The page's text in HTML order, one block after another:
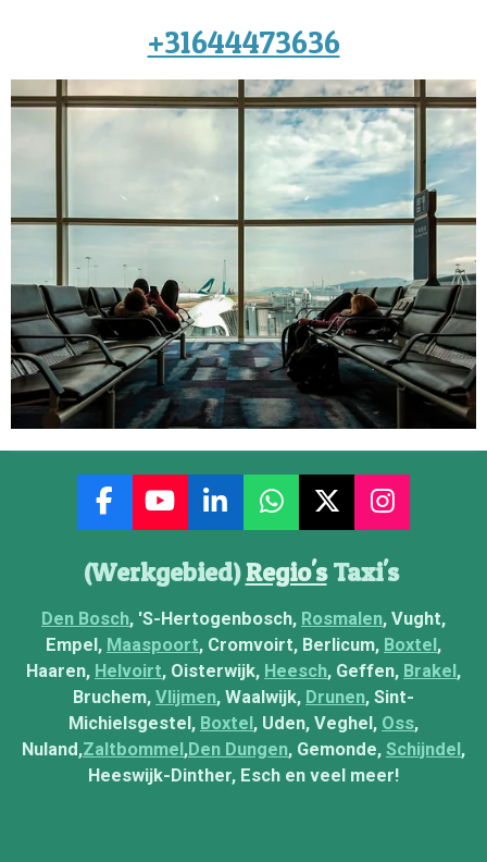
+31644473636
F
c
b
o
o
k
Y
u
T
u
b
e
L
n
e
d
I
n
W
a
t
s
A
p
p
X
I
s
a
g
r
a
m
(Werkgebied)Regio'sTaxi's
Den Bosch, 'S-Hertogenbosch, Rosmalen, Vught,
Empel, Maaspoort, Cromvoirt, Berlicum, Boxtel,
Haaren, Helvoirt, Oisterwijk, Heesch, Geffen, Brakel,
Bruchem, Vlijmen, Waalwijk, Drunen, Sint-
Michielsgestel, Boxtel, Uden, Veghel, Oss,
Nuland,Zaltbommel,Den Dungen, Gemonde, Schijndel,
Heeswijk-Dinther, Esch en veel meer!